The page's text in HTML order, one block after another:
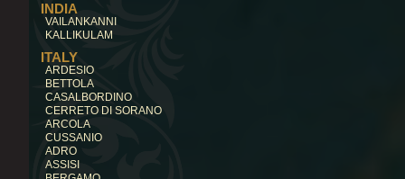
INDIA
VAILANKANNI
KALLIKULAM
ITALY
ARDESIO
BETTOLA
CASALBORDINO
CERRETO DI SORANO
ARCOLA
CUSSANIO
ADRO
ASSISI